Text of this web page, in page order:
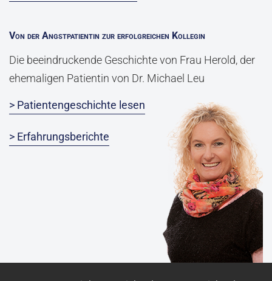
Von der Angstpatientin zur erfolgreichen Kollegin
Die beeindruckende Geschichte von Frau Herold, der
ehemaligen Patientin von Dr. Michael Leu
> Patientengeschichte lesen
> Erfahrungsberichte